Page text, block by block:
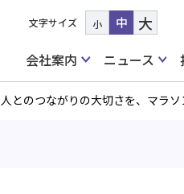
文字サイズ 小 中 大
会社案内
ニュース
人とのつながりの大切さを、マラ